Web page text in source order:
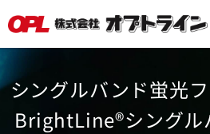
シングルバンド蛍光
BrightLine®シングル